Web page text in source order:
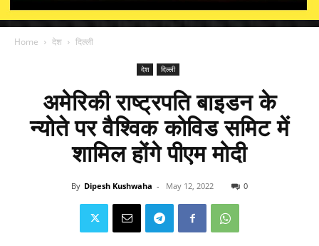
Home देश दिल्ली
देश दिल्ली
अमेरिकी राष्ट्रपति बाइडन के
न्योते पर वैश्विक कोविड समिट में
शामिल होंगे पीएम मोदी
By Dipesh Kushwaha - May 12, 2022 0